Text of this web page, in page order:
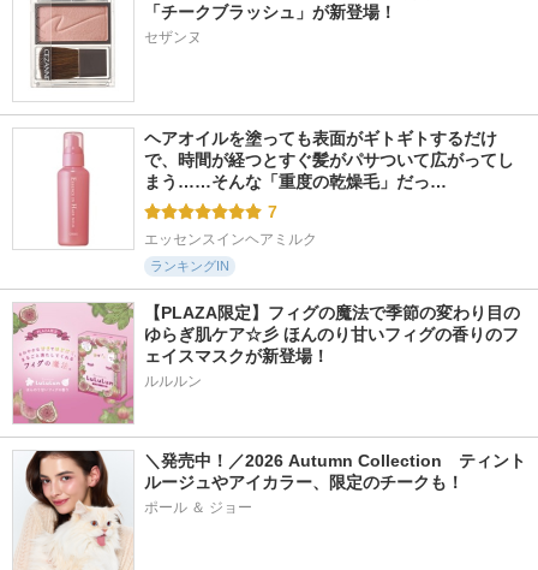
「チークブラッシュ」が新登場！
セザンヌ
ヘアオイルを塗っても表面がギトギトするだけ
で、時間が経つとすぐ髪がパサついて広がってし
まう……そんな「重度の乾燥毛」だっ…
7
エッセンスインヘアミルク
ランキングIN
【PLAZA限定】フィグの魔法で季節の変わり目の
ゆらぎ肌ケア☆彡 ほんのり甘いフィグの香りのフ
ェイスマスクが新登場！
ルルルン
＼発売中！／2026 Autumn Collection　ティント
ルージュやアイカラー、限定のチークも！
ポール ＆ ジョー